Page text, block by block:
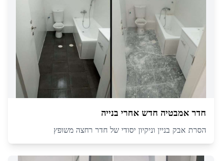
חדר אמבטיה חדש אחרי בנייה
הסרת אבק בניין וניקיון יסודי של חדר רחצה משופץ